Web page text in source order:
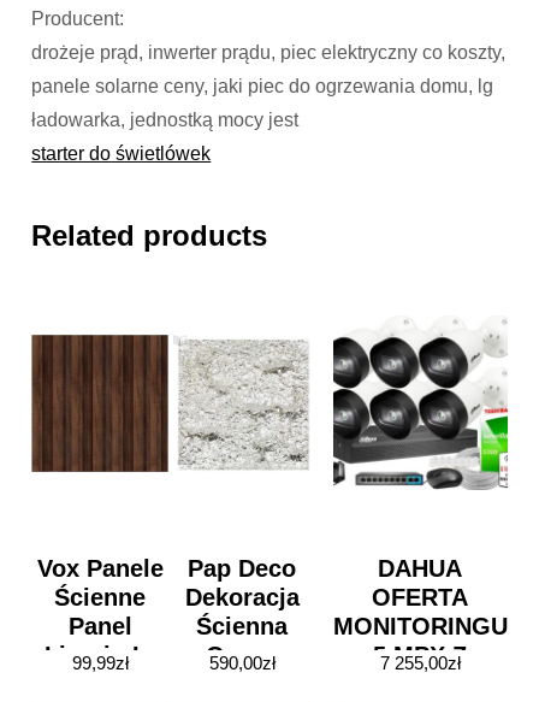
Producent:
drożeje prąd, inwerter prądu, piec elektryczny co koszty,
panele solarne ceny, jaki piec do ogrzewania domu, lg
ładowarka, jednostką mocy jest
starter do świetlówek
Related products
Vox Panele
Ścienne
Panel
Linerio L-
99,99zł
DAHUA
OFERTA
MONITORINGU
5 MPX Z
7 255,00zł
Pap Deco
Dekoracja
Ścienna
Ocean
590,00zł